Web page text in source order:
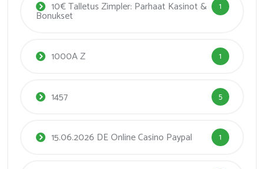
10€ Talletus Zimpler: Parhaat Kasinot &
Bonukset
1
1000A Z 1
1457 5
15.06.2026 DE Online Casino Paypal 1